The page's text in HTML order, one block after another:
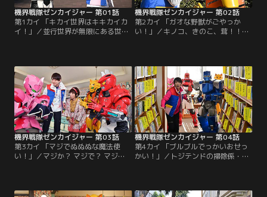
機界戦隊ゼンカイジャー 第01話
第1カイ 「キカイ世界はキキカイカ
イ！」／並行世界が無限にある世
公“五色田介人”の生きる世界。介人
の住む世界と、「トジテンド」が君
臨する世界「キカイトピア」が、何
故か混ざり合ってしまったのだっ
た。しかし「キカイトピア」の住人
キカイノイドたちと…。
機界戦隊ゼンカイジャー 第02話
第2カイ 「ガオな野獣がごやっか
い！」／キノコ、きのこ、茸！！突
ジャー。残るギアトリンガーはあと
3つ。広場にはメンバーを集めよう
と元気に駆け回る介人に心を奪わ
れ、接近を図る一人のキカイノイ
ド・ガオーンの姿があった。…そし
て忘れたころに牙をむくトジテン
ド！
機界戦隊ゼンカイジャー 第03話
第3カイ 「マジでぬぬぬな魔法使
い！」／マジか？ マジで？ マジ
ルドの力によって凍ってしまった世
機界戦隊ゼンカイジャー 第04話
第4カイ 「ブルブルでっかいおせっ
かい！」／トジテンドの掃除係・ブ
ー。”知ってしまった”ことで追わ